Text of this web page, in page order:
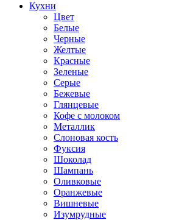
Кухни
Цвет
Белые
Черные
Желтые
Красные
Зеленые
Серые
Бежевые
Глянцевые
Кофе с молоком
Металлик
Слоновая кость
Фуксия
Шоколад
Шампань
Оливковые
Оранжевые
Вишневые
Изумрудные